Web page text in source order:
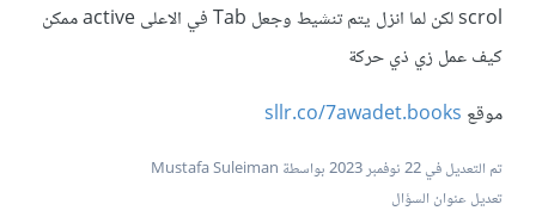
scrol لكن لما انزل يتم تنشيط وجعل Tab في الاعلى active ممكن
كيف عمل زي ذي حركة
موقع sllr.co/7awadet.books
تم التعديل في22 نوفمبر 2023
بواسطة Mustafa Suleiman
تعديل عنوان السؤال